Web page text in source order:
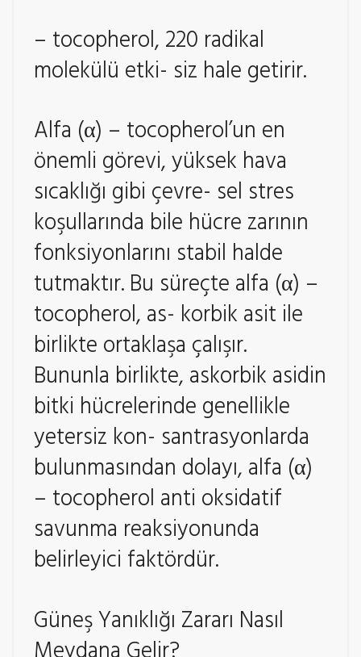
– tocopherol, 220 radikal
molekülü etki- siz hale getirir.
Alfa (α) – tocopherol’un en
önemli görevi, yüksek hava
sıcaklığı gibi çevre- sel stres
koşullarında bile hücre zarının
fonksiyonlarını stabil halde
tutmaktır. Bu süreçte alfa (α) –
tocopherol, as- korbik asit ile
birlikte ortaklaşa çalışır.
Bununla birlikte, askorbik asidin
bitki hücrelerinde genellikle
yetersiz kon- santrasyonlarda
bulunmasından dolayı, alfa (α)
– tocopherol anti oksidatif
savunma reaksiyonunda
belirleyici faktördür.
Güneş Yanıklığı Zararı Nasıl